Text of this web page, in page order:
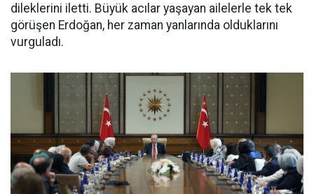
dileklerini iletti. Büyük acılar yaşayan ailelerle tek tek
görüşen Erdoğan, her zaman yanlarında olduklarını
vurguladı.